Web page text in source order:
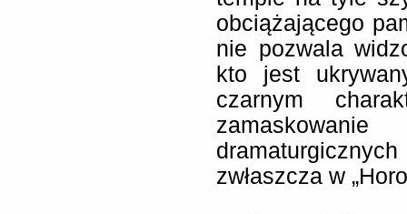
obciążającego
nie pozwala
kto jest
czarnym
zwłaszcza w